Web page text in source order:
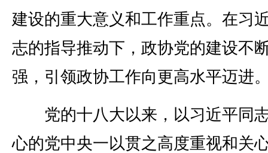
建设的重大意义和工作重点。在习
志的指导推动下，政协党的建设不
强，引领政协工作向更高水平迈进
党的十八大以来，以习近平同
心的党中央一以贯之高度重视和关